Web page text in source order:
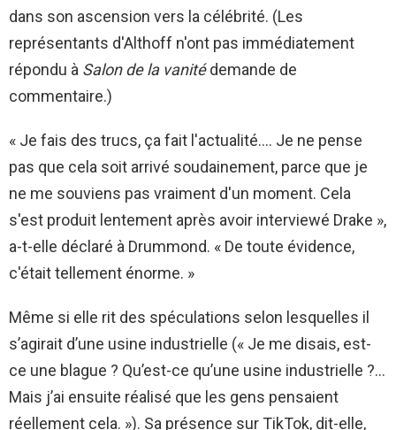
dans son ascension vers la célébrité. (Les
représentants d'Althoff n'ont pas immédiatement
répondu à Salon de la vanitédemande de
commentaire.)
« Je fais des trucs, ça fait l'actualité…. Je ne pense
pas que cela soit arrivé soudainement, parce que je
ne me souviens pas vraiment d'un moment. Cela
s'est produit lentement après avoir interviewé Drake »,
a-t-elle déclaré à Drummond. « De toute évidence,
c'était tellement énorme. »
Même si elle rit des spéculations selon lesquelles il
s’agirait d’une usine industrielle (« Je me disais, est-
ce une blague ? Qu’est-ce qu’une usine industrielle ?…
Mais j’ai ensuite réalisé que les gens pensaient
réellement cela. »). Sa présence sur TikTok, dit-elle,